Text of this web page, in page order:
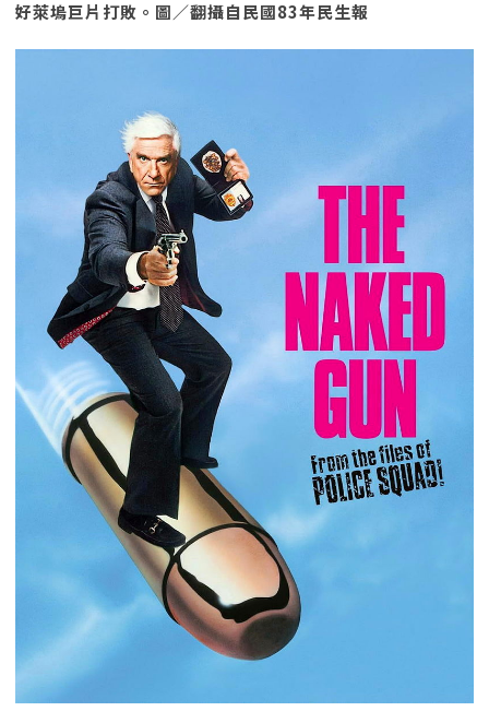
好萊塢巨片打敗。圖／翻攝自民國83年民生報